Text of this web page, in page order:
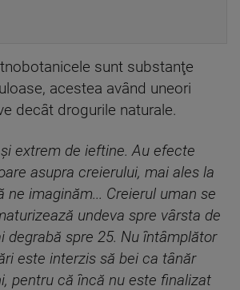
sunt substanţe
acestea având uneori
decât drogurile naturale.
extrem de ieftine. Au efecte
asupra creierului, mai ales la
ne imaginăm... Creierul uman se
undeva spre vârsta de
degrabă spre 25. Nu întâmplător
este interzis să bei ca tânăr
pentru că încă nu este finalizat